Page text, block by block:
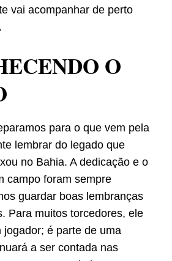
vai acompanhar de perto
O
para o que vem pela
lembrar do legado que
no Bahia. A dedicação e o
campo foram sempre
guardar boas lembranças
Para muitos torcedores, ele
jogador; é parte de uma
a ser contada nas